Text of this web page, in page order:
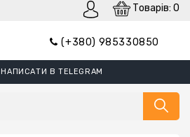
(+380) 985330850
Товарів: 0
НАПИСАТИ В TELEGRAM